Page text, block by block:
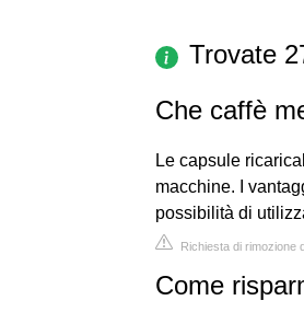
Trovate
Che caffè
Le capsule
macchine. I
possibilità di
Richiesta di rimozione
Come